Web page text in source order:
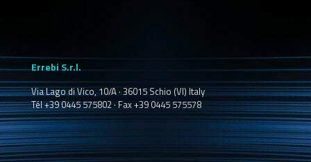
Errebi S.r.l.
Via Lago di Vico, 10/A · 36015 Schio (VI) Italy
Tél +39 0445 575802 · Fax +39 0445 575578